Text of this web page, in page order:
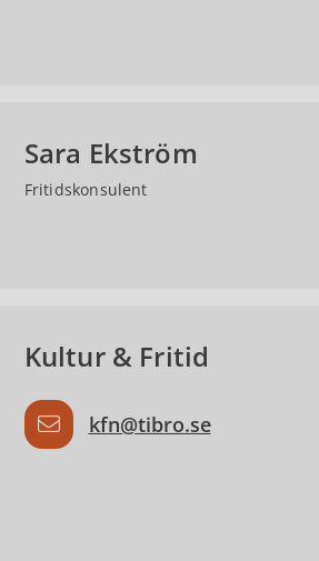
Sara Ekström
Fritidskonsulent
Kultur & Fritid
kfn@tibro.se